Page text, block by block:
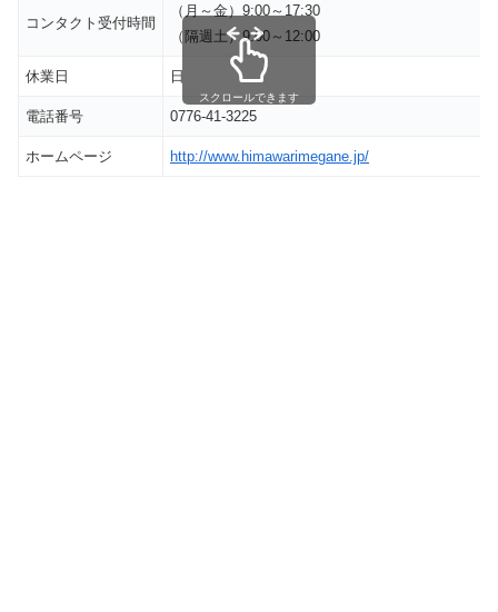
コンタクト受付時間
（月～金）9:00～17:30
（隔週土）9:00～12:00
休業日 日
電話番号 0776-41-3225
ホームページ http://www.himawarimegane.jp/
スクロールできます